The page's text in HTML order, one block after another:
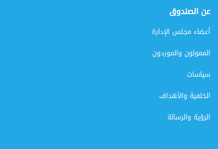
عن الصندوق
أعضاء مجلس الإدارة
الممولون والموردون
سياسات
الخلفية والأهداف
الرؤية والرسالة